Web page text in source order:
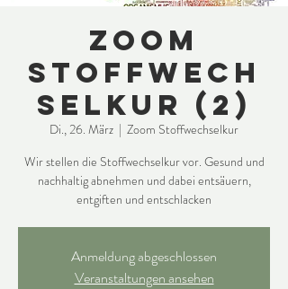
Zoom
Stoffwech
selkur (2)
Di., 26. März
  |
Zoom Stoffwechselkur
Wir stellen die Stoffwechselkur vor. Gesund und
nachhaltig abnehmen und dabei entsäuern,
entgiften und entschlacken
Anmeldung abgeschlossen
Veranstaltungen ansehen